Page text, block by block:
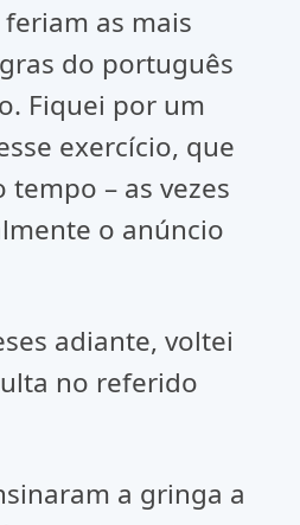
as mais
do português
Fiquei por um
exercício, que
tempo – as vezes
o anúncio
adiante, voltei
no referido
a gringa a